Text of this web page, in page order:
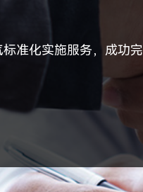
准化实施服务，成功完